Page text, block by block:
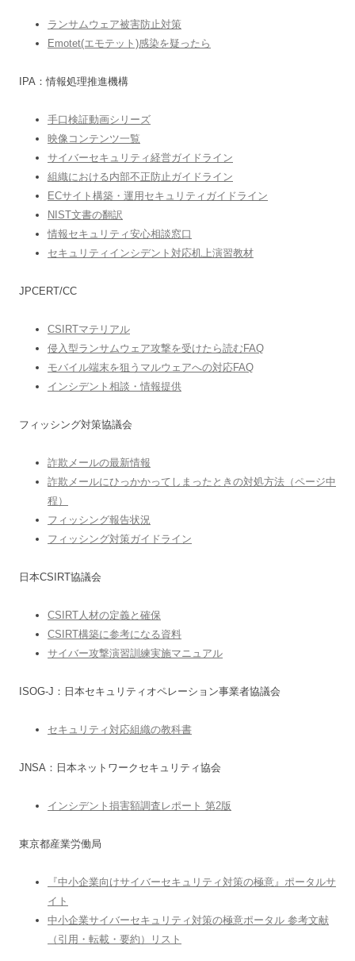
ランサムウェア被害防止対策
Emotet(エモテット)感染を疑ったら
IPA：情報処理推進機構
手口検証動画シリーズ
映像コンテンツ一覧
サイバーセキュリティ経営ガイドライン
組織における内部不正防止ガイドライン
ECサイト構築・運用セキュリティガイドライン
NIST文書の翻訳
情報セキュリティ安心相談窓口
セキュリティインシデント対応机上演習教材
JPCERT/CC
CSIRTマテリアル
侵入型ランサムウェア攻撃を受けたら読むFAQ
モバイル端末を狙うマルウェアへの対応FAQ
インシデント相談・情報提供
フィッシング対策協議会
詐欺メールの最新情報
詐欺メールにひっかかってしまったときの対処方法（ページ中
程）
フィッシング報告状況
フィッシング対策ガイドライン
日本CSIRT協議会
CSIRT人材の定義と確保
CSIRT構築に参考になる資料
サイバー攻撃演習訓練実施マニュアル
ISOG-J：日本セキュリティオペレーション事業者協議会
セキュリティ対応組織の教科書
JNSA：日本ネットワークセキュリティ協会
インシデント損害額調査レポート 第2版
東京都産業労働局
『中小企業向けサイバーセキュリティ対策の極意』ポータルサ
イト
中小企業サイバーセキュリティ対策の極意ポータル 参考文献
（引用・転載・要約）リスト